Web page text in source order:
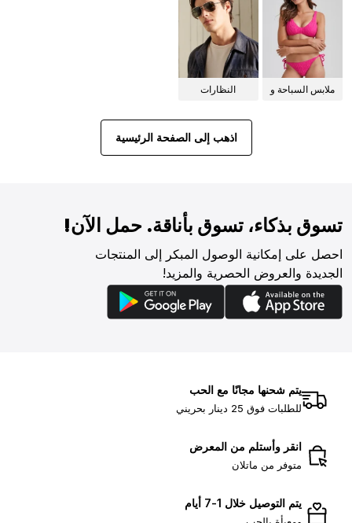
ملابس السباحة و
النظارات
اذهب إلى الصفحة الرئيسية
تسوق بذكاء، تسوق بأناقة. حمل الآن!
احصل على إمكانية الوصول المبكر إلى المنتجات
الجديدة والعروض الحصرية والمزيد!
يتم شحنها مجانًا مع الحب
للطلبات فوق 25 دينار بحريني
انقر وأستلم من المعرض
متوفر من ماتلان
يتم التوصيل خلال 1-7 أيام